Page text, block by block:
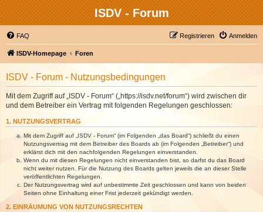
ISDV - Forum
FAQ Anmelden
Registrieren
ISDV-Homepage Foren
ISDV - Forum - Nutzungsbedingungen
Mit dem Zugriff auf „ISDV - Forum“ („https://isdv.net/forum“) wird zwischen dir
und dem Betreiber ein Vertrag mit folgenden Regelungen geschlossen:
1. NUTZUNGSVERTRAG
Mit dem Zugriff auf „ISDV - Forum“ (im Folgenden „das Board“) schließt du einen
Nutzungsvertrag mit dem Betreiber des Boards ab (im Folgenden „Betreiber“) und
erklärst dich mit den nachfolgenden Regelungen einverstanden.
Wenn du mit diesen Regelungen nicht einverstanden bist, so darfst du das Board
nicht weiter nutzen. Für die Nutzung des Boards gelten jeweils die an dieser Stelle
veröffentlichten Regelungen.
Der Nutzungsvertrag wird auf unbestimmte Zeit geschlossen und kann von beiden
Seiten ohne Einhaltung einer Frist jederzeit gekündigt werden.
2. EINRÄUMUNG VON NUTZUNGSRECHTEN